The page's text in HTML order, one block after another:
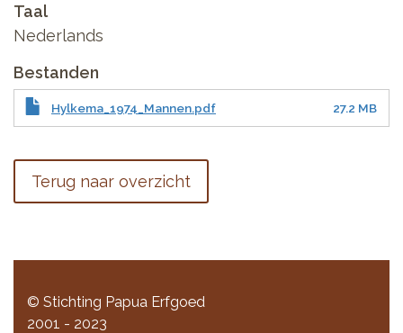
Taal
Nederlands
Bestanden
Hylkema_1974_Mannen.pdf 27.2 MB
Terug naar overzicht
© Stichting Papua Erfgoed
2001 - 2023